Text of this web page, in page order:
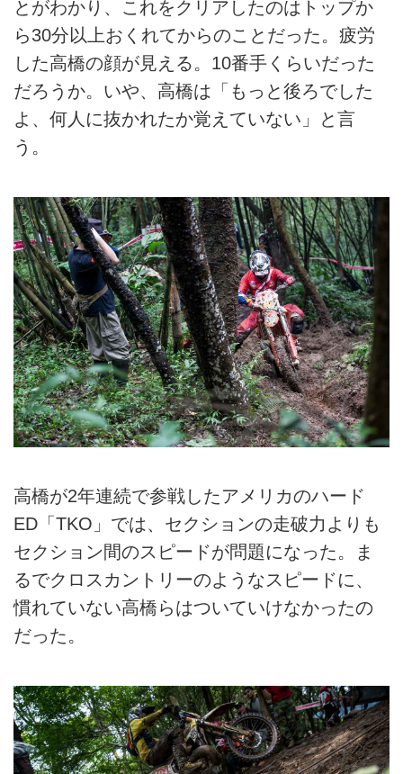
とがわかり、これをクリアしたのはトップか
ら30分以上おくれてからのことだった。疲労
した高橋の顔が見える。10番手くらいだった
だろうか。いや、高橋は「もっと後ろでした
よ、何人に抜かれたか覚えていない」と言
う。
高橋が2年連続で参戦したアメリカのハード
ED「TKO」では、セクションの走破力よりも
セクション間のスピードが問題になった。ま
るでクロスカントリーのようなスピードに、
慣れていない高橋らはついていけなかったの
だった。